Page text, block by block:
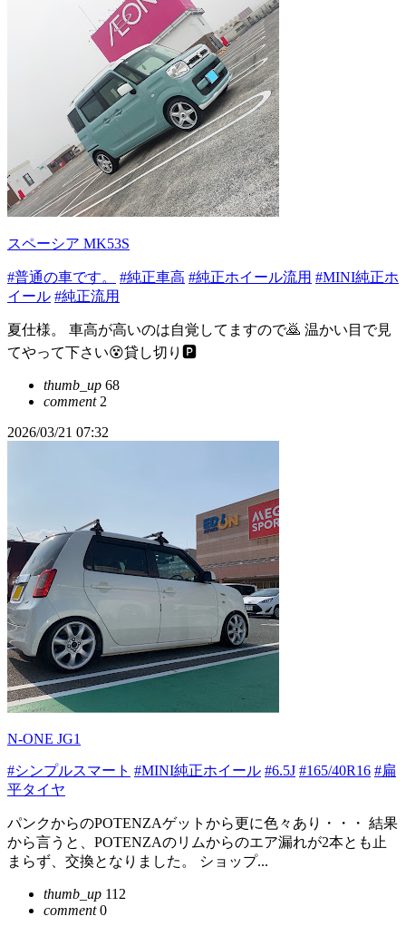
スペーシア MK53S
#普通の車です。 #純正車高 #純正ホイール流用 #MINI純正ホ
イール #純正流用
夏仕様。 車高が高いのは自覚してますので🙇 温かい目で見
てやって下さい😵貸し切り🅿️
thumb_up 68
comment2
2026/03/21 07:32
N-ONE JG1
#シンプルスマート #MINI純正ホイール #6.5J #165/40R16 #扁
平タイヤ
パンクからのPOTENZAゲットから更に色々あり・・・ 結果
から言うと、POTENZAのリムからのエア漏れが2本とも止
まらず、交換となりました。 ショップ...
thumb_up 112
comment0